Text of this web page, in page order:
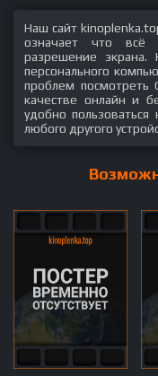
Наш сайт
означает что всё
разрешение
персонального
проблем
качестве онлайн и
удобно
любого другого